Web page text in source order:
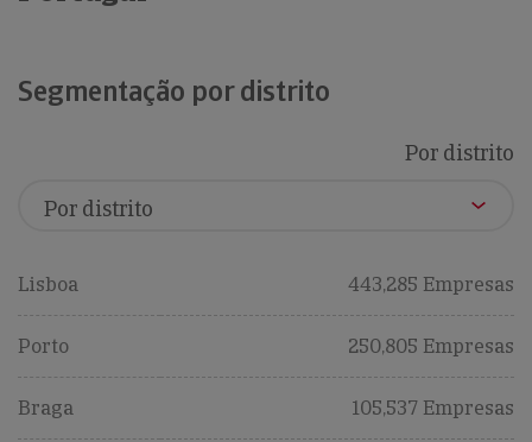
Segmentação por distrito
Por distrito
Lisboa 443,285 Empresas
Porto 250,805 Empresas
Braga 105,537 Empresas